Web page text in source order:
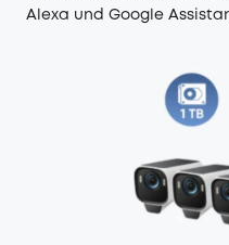
Alexa und Google